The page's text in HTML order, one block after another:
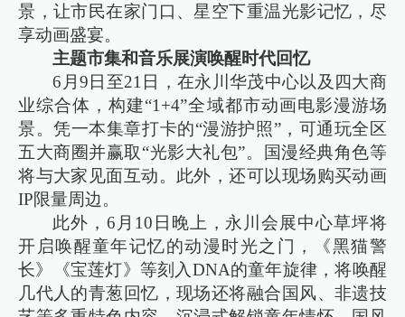
景，让市民在家门口、星空下重温光影记忆，尽
享动画盛宴。
主题市集和音乐展演唤醒时代回忆
6月9日至21日，在永川华茂中心以及四大商
业综合体，构建“1+4”全域都市动画电影漫游场
景。凭一本集章打卡的“漫游护照”，可通玩全区
五大商圈并赢取“光影大礼包”。国漫经典角色等
将与大家见面互动。此外，还可以现场购买动画
IP限量周边。
此外，6月10日晚上，永川会展中心草坪将
开启唤醒童年记忆的动漫时光之门，《黑猫警
长》《宝莲灯》等刻入DNA的童年旋律，将唤醒
几代人的青葱回忆，现场还将融合国风、非遗技